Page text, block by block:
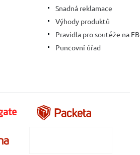
Snadná reklamace
Výhody produktů
Pravidla pro soutěže na FB
Puncovní úřad